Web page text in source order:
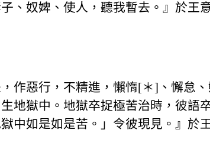
、奴婢、使人，聽我暫去。』於王
作惡行，不精進，懶惰[＊]、懈怠
地獄中。地獄卒捉極苦治時，彼語
中如是如是苦。」令彼現見。』於